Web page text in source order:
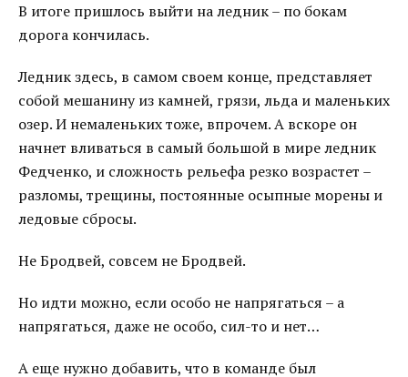
В итоге пришлось выйти на ледник – по бокам
дорога кончилась.
Ледник здесь, в самом своем конце, представляет
собой мешанину из камней, грязи, льда и маленьких
озер. И немаленьких тоже, впрочем. А вскоре он
начнет вливаться в самый большой в мире ледник
Федченко, и сложность рельефа резко возрастет –
разломы, трещины, постоянные осыпные морены и
ледовые сбросы.
Не Бродвей, совсем не Бродвей.
Но идти можно, если особо не напрягаться – а
напрягаться, даже не особо, сил-то и нет…
А еще нужно добавить, что в команде был